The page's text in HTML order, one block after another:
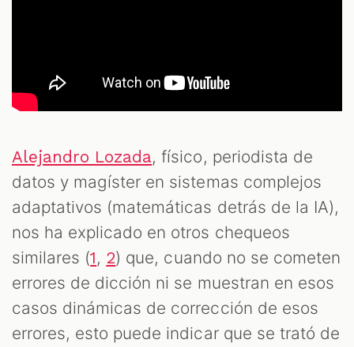
Alejandro Lozada, físico, periodista de
datos y magíster en sistemas complejos
adaptativos (matemáticas detrás de la IA),
nos ha explicado en otros chequeos
similares (1, 2) que, cuando no se cometen
errores de dicción ni se muestran en esos
casos dinámicas de corrección de esos
errores, esto puede indicar que se trató de